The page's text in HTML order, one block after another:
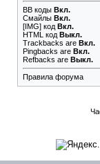
BB коды Вкл.
Смайлы Вкл.
[IMG] код Вкл.
HTML код Выкл.
Trackbacks are Вкл.
Pingbacks are Вкл.
Refbacks are Выкл.
Правила форума